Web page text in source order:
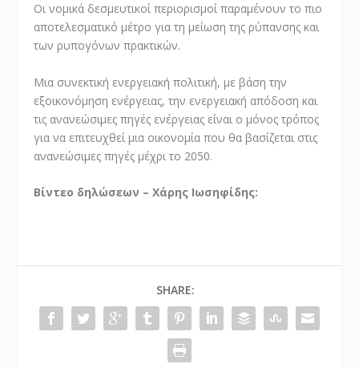
Οι νομικά δεσμευτικοί περιορισμοί παραμένουν το πιο
αποτελεσματικό μέτρο για τη μείωση της ρύπανσης και
των ρυπογόνων πρακτικών.
Μια συνεκτική ενεργειακή πολιτική, με βάση την
εξοικονόμηση ενέργειας, την ενεργειακή απόδοση και
τις ανανεώσιμες πηγές ενέργειας είναι ο μόνος τρόπος
για να επιτευχθεί μια οικονομία που θα βασίζεται στις
ανανεώσιμες πηγές μέχρι το 2050.
Βίντεο δηλώσεων – Χάρης Ιωσηφίδης:
SHARE: